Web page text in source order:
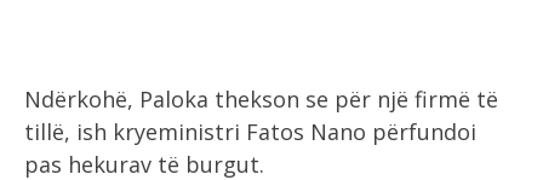
Ndërkohë, Paloka thekson se për një firmë të
tillë, ish kryeministri Fatos Nano përfundoi
pas hekurav të burgut.